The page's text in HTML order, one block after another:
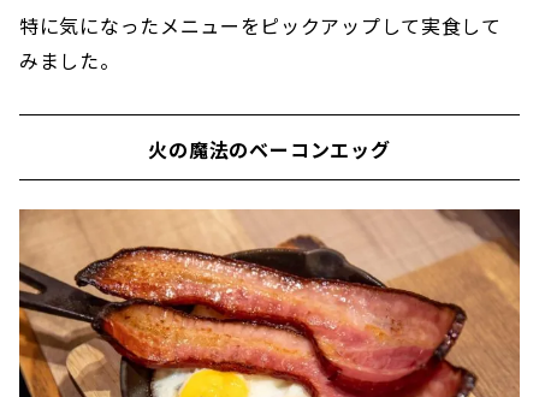
特に気になったメニューをピックアップして実食して
みました。
火の魔法のベーコンエッグ